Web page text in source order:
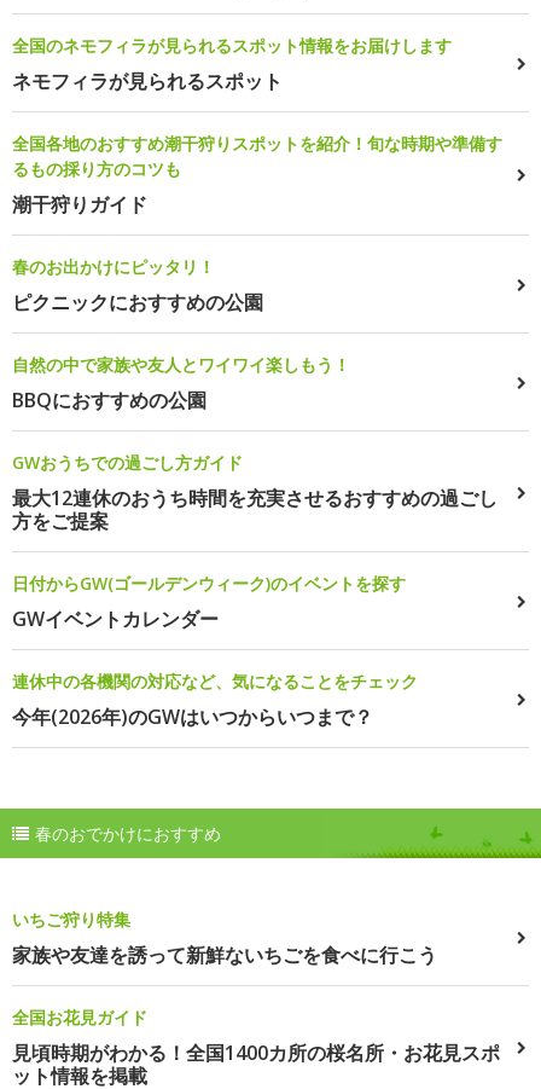
全国のネモフィラが見られるスポット情報をお届けします
ネモフィラが見られるスポット
全国各地のおすすめ潮干狩りスポットを紹介！旬な時期や準備す
るもの採り方のコツも
潮干狩りガイド
春のお出かけにピッタリ！
ピクニックにおすすめの公園
自然の中で家族や友人とワイワイ楽しもう！
BBQにおすすめの公園
GWおうちでの過ごし方ガイド
最大12連休のおうち時間を充実させるおすすめの過ごし
方をご提案
日付からGW(ゴールデンウィーク)のイベントを探す
GWイベントカレンダー
連休中の各機関の対応など、気になることをチェック
今年(2026年)のGWはいつからいつまで？
春のおでかけにおすすめ
いちご狩り特集
家族や友達を誘って新鮮ないちごを食べに行こう
全国お花見ガイド
見頃時期がわかる！全国1400カ所の桜名所・お花見スポ
ット情報を掲載